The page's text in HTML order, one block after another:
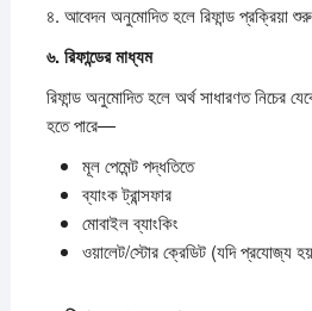
৪. আবেদন অনুমোদিত হলে রিফান্ড প্রক্রিয়া
৬.রিফান্ডেরমাধ্যম
রিফান্ড অনুমোদিত হলে অর্থ সাধারণত নিচের
হতে পারে—
মূল পেমেন্ট পদ্ধতিতে
ব্যাংক ট্রান্সফার
মোবাইল ব্যাংকিং
ওয়ালেট/স্টোর ক্রেডিট (যদি প্রযোজ্য